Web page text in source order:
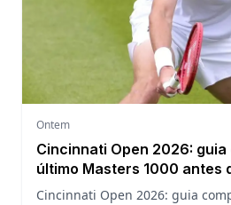
Ontem
Cincinnati Open 2026:
último Masters 1000 antes
Cincinnati Open 2026: guia